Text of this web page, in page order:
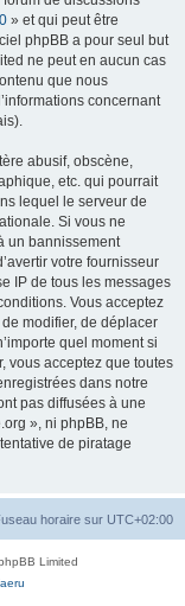
» et qui peut être
phpBB a pour seul but
ne peut en aucun cas
que nous
concernant
abusif, obscène,
etc. qui pourrait
lequel le serveur de
Si vous ne
un bannissement
votre fournisseur
IP de tous les messages
Vous acceptez
modifier, de déplacer
quel moment si
vous acceptez que toutes
dans notre
pas diffusées à une
», ni phpBB, ne
de piratage
horaire sur UTC+02:00
Limited